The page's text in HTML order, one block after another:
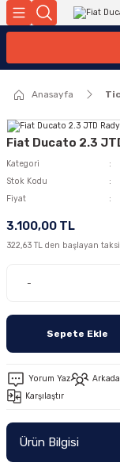
Anasayfa
Fiat Ducato 2.3
Kategori
Stok Kodu
Fiyat
3.100,00 TL
322,63 TL den başlayan
-
Sepete Ekle
Yorum Yaz
Karşılaştır
Ürün Bilgisi